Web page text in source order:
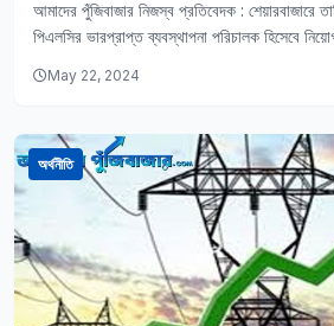
আমাদের পুঁজিবাজার নিজস্ব প্রতিবেদক : শেয়ারবাজারে
পিএলসির ভারপ্রাপ্ত ব্যবস্থাপনা পরিচালক হিসেবে
May 22, 2024
অর্থনীতি